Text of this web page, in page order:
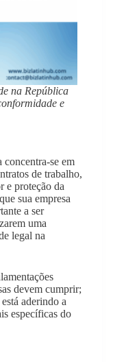
na República
e
se em
de trabalho,
e proteção da
sua empresa
a ser
uma
legal na
devem cumprir;
aderindo a
específicas do